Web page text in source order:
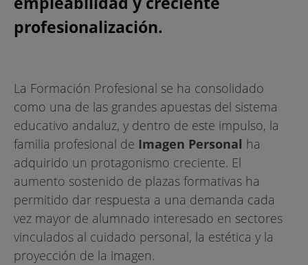
profesionalización.
La Formación Profesional se ha consolidado
como una de las grandes apuestas del sistema
educativo andaluz, y dentro de este impulso, la
familia profesional de Imagen Personal ha
adquirido un protagonismo creciente. El
aumento sostenido de plazas formativas ha
permitido dar respuesta a una demanda cada
vez mayor de alumnado interesado en sectores
vinculados al cuidado personal, la estética y la
proyección de la imagen.